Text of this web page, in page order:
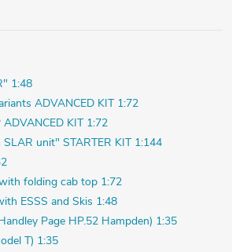
1:48
ADVANCED KIT 1:72
KIT 1:72
unit" STARTER KIT 1:144
folding cab top 1:72
ESSS and Skis 1:48
Page HP.52 Hampden) 1:35
T) 1:35